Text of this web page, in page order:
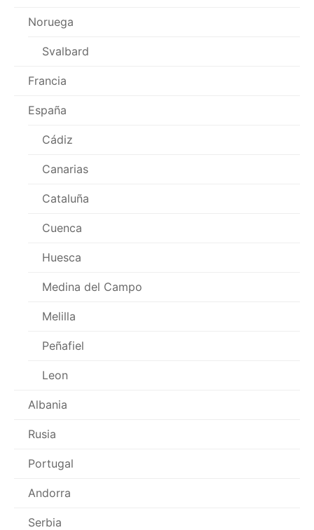
Noruega
Svalbard
Francia
España
Cádiz
Canarias
Cataluña
Cuenca
Huesca
Medina del Campo
Melilla
Peñafiel
Leon
Albania
Rusia
Portugal
Andorra
Serbia